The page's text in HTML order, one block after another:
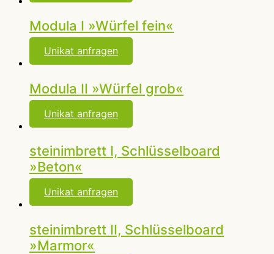
Modula I »Würfel fein«
Unikat anfragen
Modula II »Würfel grob«
Unikat anfragen
steinimbrett I, Schlüsselboard
»Beton«
Unikat anfragen
steinimbrett II, Schlüsselboard
»Marmor«